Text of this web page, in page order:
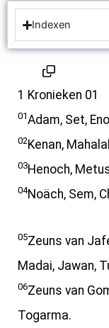
Indexen
1 Kronieken 01
01Adam, Set,
02Kenan,
03Henoch,
04Noäch, Sem,
05Zeuns van
Madai, Jawan,
06Zeuns van
Togarma.